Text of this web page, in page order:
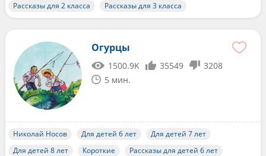
Рассказы для 2 класса
Рассказы для 3 класса
Огурцы
1500.9K 35549
3208
5 мин.
Николай Носов Для детей 6 лет
Для детей 7 лет
Для детей 8 лет
Короткие
Рассказы для детей 6 лет